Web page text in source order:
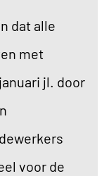
dat alle
met
jl. door
voor de